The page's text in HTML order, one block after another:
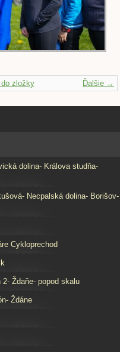
Ďalšie →
zložky
dolina- Králova studňa-
Necpalská dolina- Borišov-
Cykloprechod
Ždaňe- popod skalu
Ždáne